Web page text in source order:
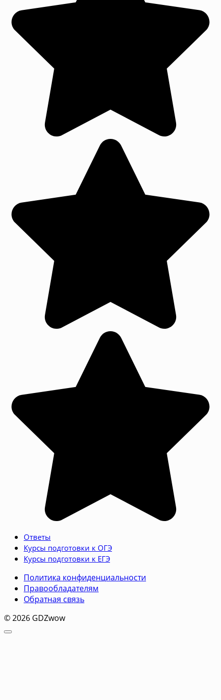
Ответы
Курсы подготовки к ОГЭ
Курсы подготовки к ЕГЭ
Политика конфиденциальности
Правообладателям
Обратная связь
© 2026 GDZwow